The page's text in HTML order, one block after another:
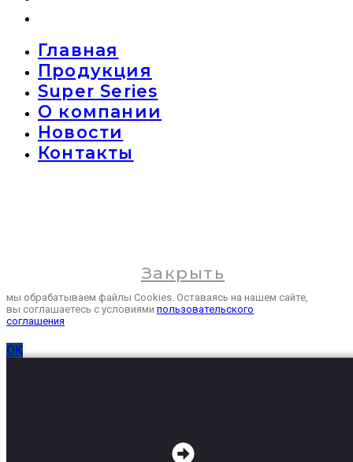
Главная
Продукция
Super Series
О компании
Новости
Контакты
Закрыть
мы обрабатываем файлы Cookies. Оставаясь на нашем сайте,
вы соглашаетесь с условиями пользовательского
соглашения
ОК